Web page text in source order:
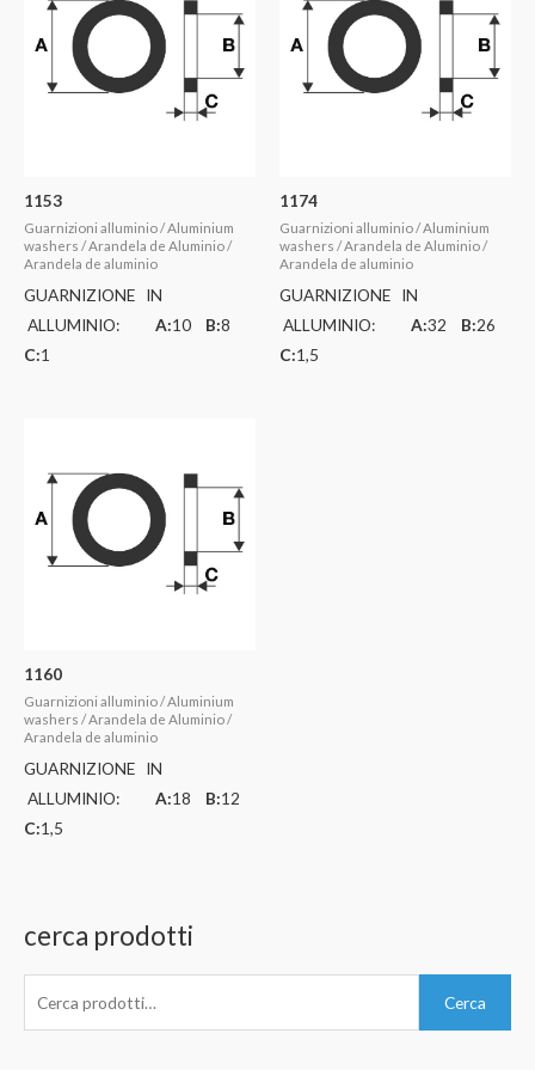
1153
Guarnizioni alluminio / Aluminium
washers / Arandela de Aluminio /
Arandela de aluminio
GUARNIZIONE IN
ALLUMINIO: A:10 B:8
C:1
1174
Guarnizioni alluminio / Aluminium
washers / Arandela de Aluminio /
Arandela de aluminio
GUARNIZIONE IN
ALLUMINIO: A:32 B:26
C:1,5
1160
Guarnizioni alluminio / Aluminium
washers / Arandela de Aluminio /
Arandela de aluminio
GUARNIZIONE IN
ALLUMINIO: A:18 B:12
C:1,5
cerca prodotti
Cerca